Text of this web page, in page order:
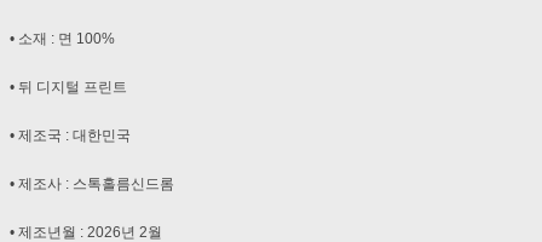
• 소재 : 면 100%
• 뒤 디지털 프린트
• 제조국 : 대한민국
• 제조사 : 스톡홀름신드롬
• 제조년월 : 2026년 2월